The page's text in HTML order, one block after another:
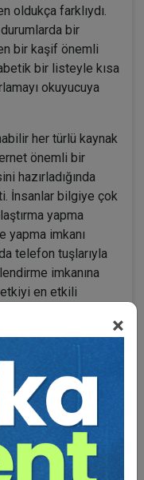
×
oldukça farklıydı.
bir
bir kaşif önemli
bir listeyle kısa
okuyucuya
her türlü kaynak
önemli bir
hazırladığında
İnsanlar bilgiye çok
yapma
yapma imkanı
telefon tuşlarıyla
imkanına
etkiyi en etkili
üzerinde
insanlar nasıl
ne gibi katkıları
inançları ve
alanları nelerdi?
geçti ve tarihe mal